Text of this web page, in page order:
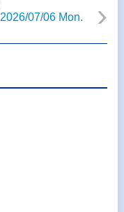
2026/07/06 Mon.